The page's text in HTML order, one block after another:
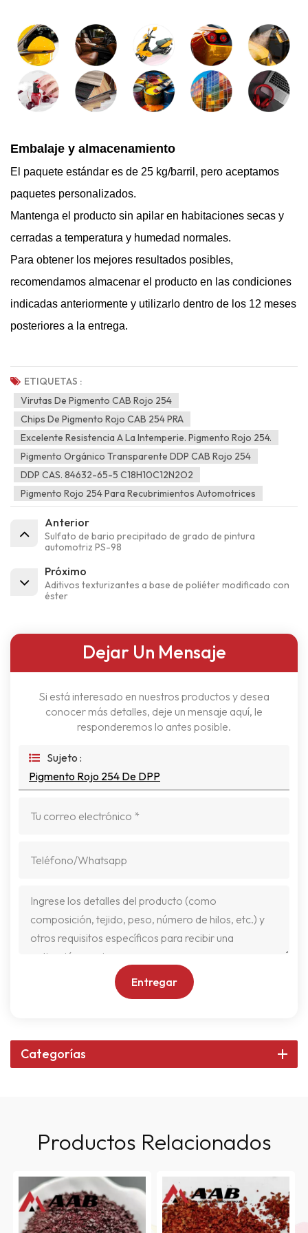
Embalaje y almacenamiento
El paquete estándar es de 25 kg/barril, pero aceptamos
paquetes personalizados.
Mantenga el producto sin apilar en habitaciones secas y
cerradas a temperatura y humedad normales.
Para obtener los mejores resultados posibles,
recomendamos almacenar el producto en las condiciones
indicadas anteriormente y utilizarlo dentro de los 12 meses
posteriores a la entrega.
ETIQUETAS :
Virutas De Pigmento CAB Rojo 254
Chips De Pigmento Rojo CAB 254 PRA
Excelente Resistencia A La Intemperie. Pigmento Rojo 254.
Pigmento Orgánico Transparente DDP CAB Rojo 254
DDP CAS. 84632-65-5 C18H10C12N2O2
Pigmento Rojo 254 Para Recubrimientos Automotrices
Anterior
Sulfato de bario precipitado de grado de pintura
automotriz PS-98
Próximo
Aditivos texturizantes a base de poliéter modificado con
éster
Dejar Un Mensaje
Si está interesado en nuestros productos y desea
conocer más detalles, deje un mensaje aquí, le
responderemos lo antes posible.
Sujeto :
Pigmento Rojo 254 De DPP
Entregar
Categorías
Productos Relacionados